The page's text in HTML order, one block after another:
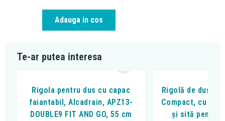
Adauga in cos
Te-ar putea interesa
Rigola pentru dus cu capac
faiantabil, Alcadrain, APZ13-
DOUBLE9 FIT AND GO, 55 cm
Rigolă de duș,
Compact, cu
și sită pentru